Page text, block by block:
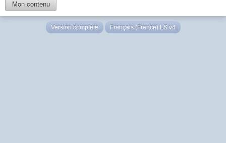
Mon contenu
Version complète Français (France) LS v4